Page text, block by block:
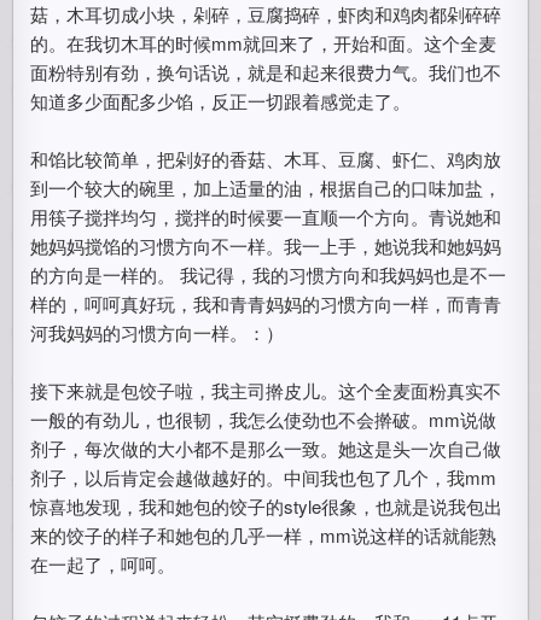
菇，木耳切成小块，剁碎，豆腐捣碎，虾肉和鸡肉都剁碎碎
的。在我切木耳的时候mm就回来了，开始和面。这个全麦
面粉特别有劲，换句话说，就是和起来很费力气。我们也不
知道多少面配多少馅，反正一切跟着感觉走了。
和馅比较简单，把剁好的香菇、木耳、豆腐、虾仁、鸡肉放
到一个较大的碗里，加上适量的油，根据自己的口味加盐，
用筷子搅拌均匀，搅拌的时候要一直顺一个方向。青说她和
她妈妈搅馅的习惯方向不一样。我一上手，她说我和她妈妈
的方向是一样的。 我记得，我的习惯方向和我妈妈也是不一
样的，呵呵真好玩，我和青青妈妈的习惯方向一样，而青青
河我妈妈的习惯方向一样。：）
接下来就是包饺子啦，我主司擀皮儿。这个全麦面粉真实不
一般的有劲儿，也很韧，我怎么使劲也不会擀破。mm说做
剂子，每次做的大小都不是那么一致。她这是头一次自己做
剂子，以后肯定会越做越好的。中间我也包了几个，我mm
惊喜地发现，我和她包的饺子的style很象，也就是说我包出
来的饺子的样子和她包的几乎一样，mm说这样的话就能熟
在一起了，呵呵。